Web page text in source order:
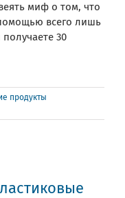
миф о том, что
всего лишь
30
продукты